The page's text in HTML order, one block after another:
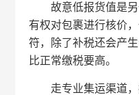
故意低报货值是另
有权对包裹进行核价
符，除了补税还会产
比正常缴税要高。
走专业集运渠道，